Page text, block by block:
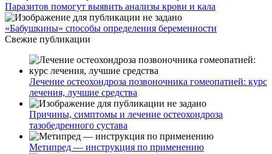
Паразитов помогут выявить анализы крови и кала
«Бабушкины» способы определения беременности
Свежие публикации
Лечение остеохондроза позвоночника гомеопатией: курс
лечения, лучшие средства
Причины, симптомы и лечение остеохондроза
тазобедренного сустава
Метипред — инструкция по применению